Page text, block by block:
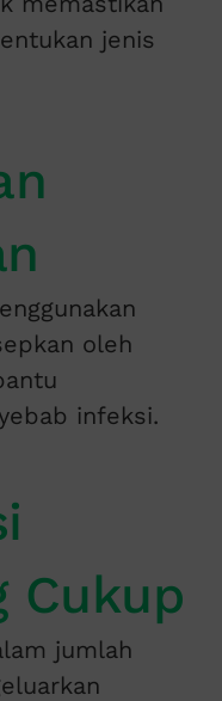
jenis
oleh
infeksi.
Cukup
jumlah